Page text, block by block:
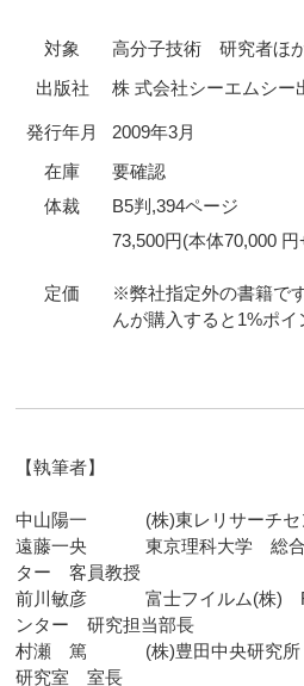
対象
高分子技術 研究者ほ
出版社
株 式会社シーエムシ
発行年月
2009年3月
在庫
要確認
体裁
B5判,394ページ
定価
73,500円(本体70,000 円
※弊社指定外の書籍で
んが購入すると1%ポ
【執筆者】
中山陽一 (株)東レリサーチセ
遠藤一央 東京理科大学 総合研
ター 客員教授
前川敏彦 富士フイルム(株)
ンター 研究担当部長
村瀬 篤 (株)豊田中央研究所
研究室 室長